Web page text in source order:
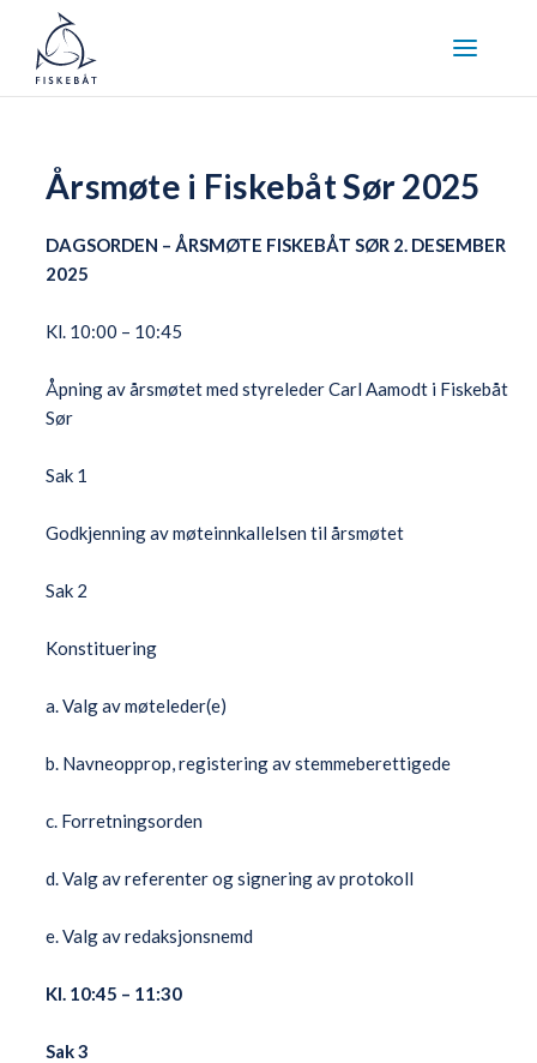
Årsmøte i Fiskebåt Sør 2025
DAGSORDEN – ÅRSMØTE FISKEBÅT SØR 2. DESEMBER
2025
Kl. 10:00 – 10:45
Åpning av årsmøtet med styreleder Carl Aamodt i Fiskebåt
Sør
Sak 1
Godkjenning av møteinnkallelsen til årsmøtet
Sak 2
Konstituering
a. Valg av møteleder(e)
b. Navneopprop, registering av stemmeberettigede
c. Forretningsorden
d. Valg av referenter og signering av protokoll
e. Valg av redaksjonsnemd
Kl. 10:45 – 11:30
Sak 3